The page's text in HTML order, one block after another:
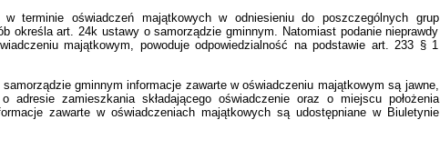
w terminie oświadczeń majątkowych w odniesieniu do poszczególnych grup
określa art. 24k ustawy o samorządzie gminnym. Natomiast podanie nieprawdy
majątkowym, powoduje odpowiedzialność na podstawie art. 233 § 1
gminnym informacje zawarte w oświadczeniu majątkowym są jawne,
adresie zamieszkania składającego oświadczenie oraz o miejscu położenia
zawarte w oświadczeniach majątkowych są udostępniane w Biuletynie